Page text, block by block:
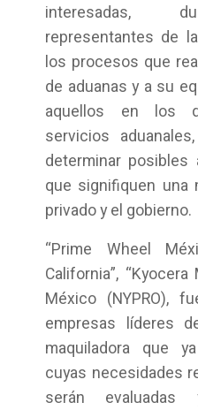
interesadas,
representantes de
los procesos que
de aduanas y a su
aquellos en los
servicios
determinar posibles
que signifiquen una
privado y el gobierno.
“Prime Wheel
California”, “Kyocera
México (NYPRO),
empresas líderes
maquiladora que
cuyas necesidades
serán